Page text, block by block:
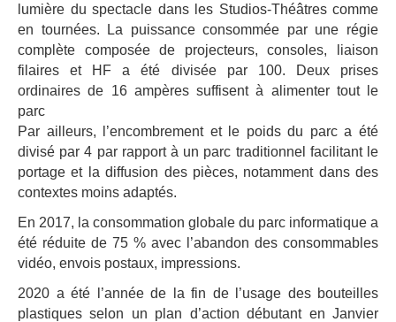
lumière du spectacle dans les Studios-Théâtres comme
en tournées. La puissance consommée par une régie
complète composée de projecteurs, consoles, liaison
filaires et HF a été divisée par 100. Deux prises
ordinaires de 16 ampères suffisent à alimenter tout le
parc
Par ailleurs, l’encombrement et le poids du parc a été
divisé par 4 par rapport à un parc traditionnel facilitant le
portage et la diffusion des pièces, notamment dans des
contextes moins adaptés.
En 2017, la consommation globale du parc informatique a
été réduite de 75 % avec l’abandon des consommables
vidéo, envois postaux, impressions.
2020 a été l’année de la fin de l’usage des bouteilles
plastiques selon un plan d’action débutant en Janvier